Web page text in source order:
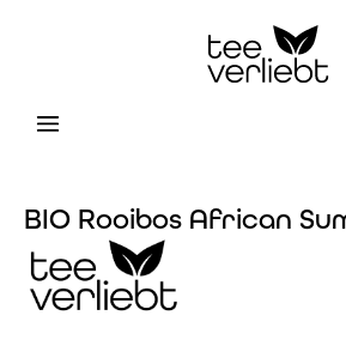
BIO Rooibos African